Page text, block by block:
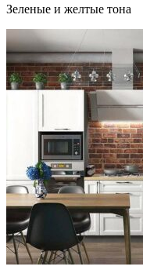
Зеленые и желтые тона